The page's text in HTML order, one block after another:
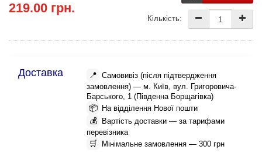
219.00 грн.
Кількість:
Доставка 📍 Самовивіз (після підтвердження
замовлення) — м. Київ, вул. Григоровича-
Барського, 1 (Південна Борщагівка)
📦 На відділення Нової пошти
💰
Вартість доставки — за тарифами
перевізника
🛒 Мінімальне замовлення — 300 грн